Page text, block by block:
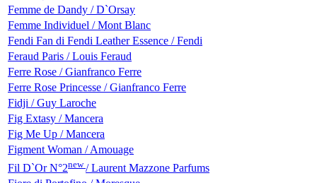
Femme de Dandy / D`Orsay
Femme Individuel / Mont Blanc
Fendi Fan di Fendi Leather Essence / Fendi
Feraud Paris / Louis Feraud
Ferre Rose / Gianfranco Ferre
Ferre Rose Princesse / Gianfranco Ferre
Fidji / Guy Laroche
Fig Extasy / Mancera
Fig Me Up / Mancera
Figment Woman / Amouage
Fil D`Or N°2new/ Laurent Mazzone Parfums